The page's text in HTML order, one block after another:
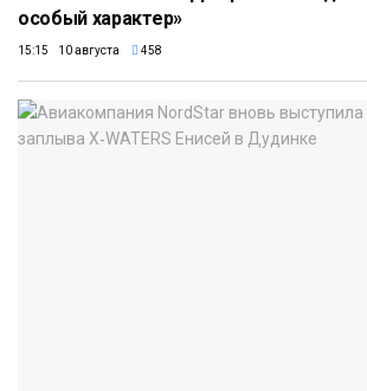
особый характер»
15:15 10 августа 458